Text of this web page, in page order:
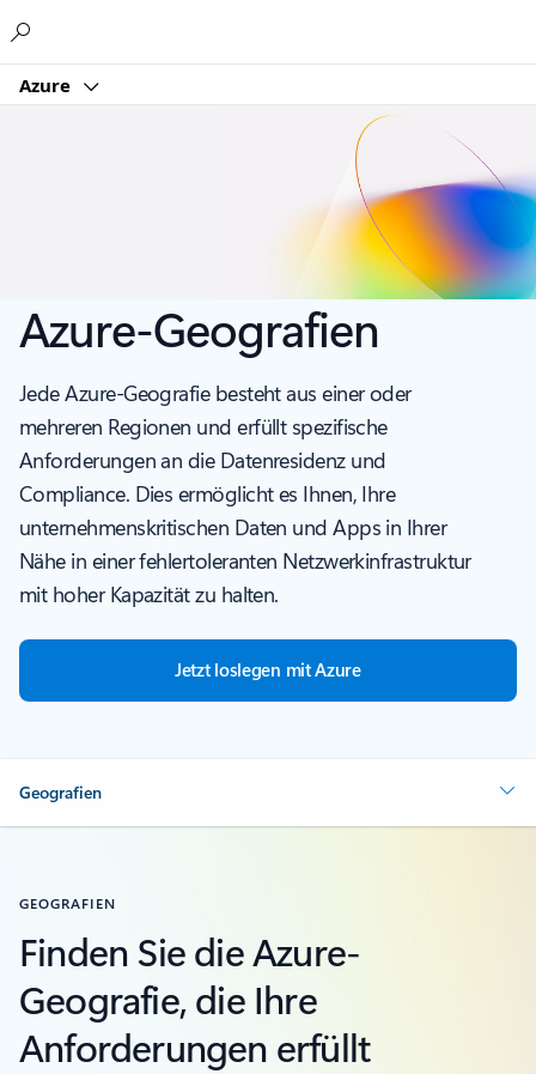
Azure
Azure-Geografien
Jede Azure-Geografie besteht aus einer oder
mehreren Regionen und erfüllt spezifische
Anforderungen an die Datenresidenz und
Compliance. Dies ermöglicht es Ihnen, Ihre
unternehmenskritischen Daten und Apps in Ihrer
Nähe in einer fehlertoleranten Netzwerkinfrastruktur
mit hoher Kapazität zu halten.
Jetzt loslegen mit Azure
Geografien
GEOGRAFIEN
Finden Sie die Azure-
Geografie, die Ihre
Anforderungen erfüllt